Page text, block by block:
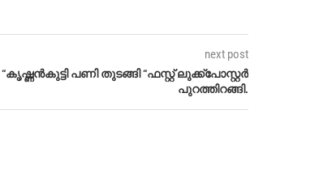
next post
“കൃഷ്ണൻകുട്ടി പണി തുടങ്ങി “ഫസ്റ്റ് ലുക്ക്‌പോസ്റ്റർ
പുറത്തിറങ്ങി.